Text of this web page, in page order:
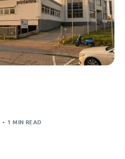
1 MIN READ